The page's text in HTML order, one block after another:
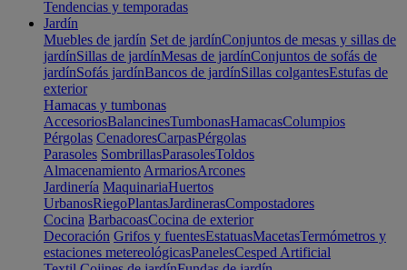
Tendencias y temporadas
Jardín
Muebles de jardín Set de jardínConjuntos de mesas y sillas de
jardínSillas de jardínMesas de jardínConjuntos de sofás de
jardínSofás jardínBancos de jardínSillas colgantesEstufas de
exterior
Hamacas y tumbonas
AccesoriosBalancinesTumbonasHamacasColumpios
Pérgolas CenadoresCarpasPérgolas
Parasoles SombrillasParasolesToldos
Almacenamiento ArmariosArcones
Jardinería MaquinariaHuertos
UrbanosRiegoPlantasJardinerasCompostadores
Cocina BarbacoasCocina de exterior
Decoración Grifos y fuentesEstatuasMacetasTermómetros y
estaciones metereológicasPanelesCesped Artificial